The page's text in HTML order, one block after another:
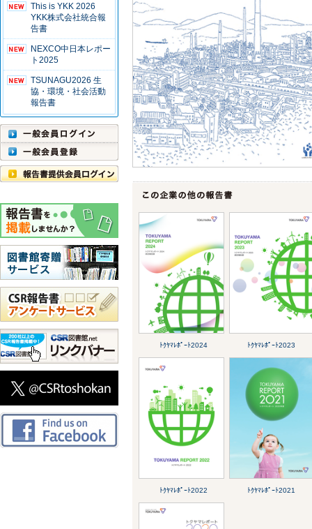
This is YKK 2026
YKK株式会社統合報
告書
NEXCO中日本レポー
ト2025
TSUNAGU2026 生
協・環境・社会活動
報告書
ﾄｸﾔﾏﾚﾎﾟｰﾄ2024 ﾄｸﾔﾏﾚﾎﾟｰﾄ2023
ﾄｸﾔﾏﾚﾎﾟｰﾄ2022 ﾄｸﾔﾏﾚﾎﾟｰﾄ2021